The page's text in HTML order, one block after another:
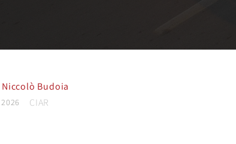
Niccolò Budoia
CIAR